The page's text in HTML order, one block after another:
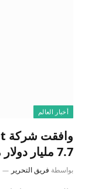
أخبار العالم
7.7 مليار دولار من شركة استثمار أمريكية
بواسطة فريق التحرير